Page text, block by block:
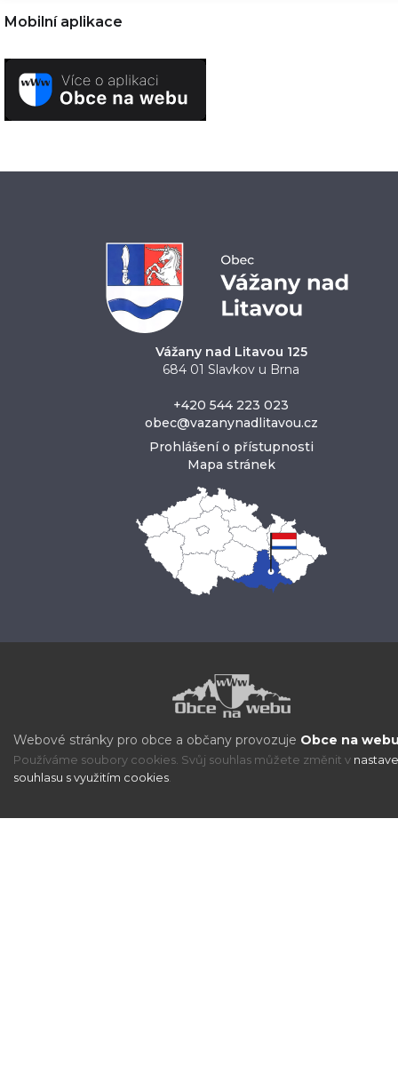
Mobilní aplikace
Vážany nad Litavou 125
684 01 Slavkov u Brna
+420 544 223 023
obec@vazanynadlitavou.cz
Prohlášení o přístupnosti
Mapa stránek
Webové stránky pro obce a občany provozuje Obce na
Používáme soubory cookies. Svůj souhlas můžete změnit v
souhlasu s využitím cookies